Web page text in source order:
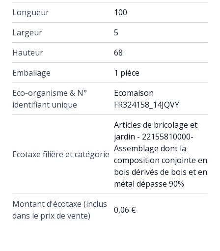
Longueur
100
Largeur
5
Hauteur
68
Emballage
1 pièce
Eco-organisme & N°
identifiant unique
Ecomaison
FR324158_14JQVY
Ecotaxe filière et catégorie
Articles de bricolage et
jardin - 22155810000-
Assemblage dont la
composition conjointe en
bois dérivés de bois et en
métal dépasse 90%
Montant d'écotaxe (inclus
dans le prix de vente)
0,06 €